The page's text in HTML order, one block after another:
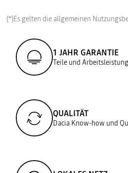
(*)Es gelten die allgemeinen
1 JAHR GARANTIE
Teile und Arbeitsleistung
QUALITÄT
Dacia Know-how und